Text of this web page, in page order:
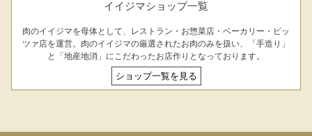
イイジマショップ一覧
肉のイイジマを母体として、レストラン・お惣菜店・ベーカリー・ピッ
ツァ店を運営。肉のイイジマの厳選されたお肉のみを扱い、「手造り」
と「地産地消」にこだわったお店作りとなっております。
ショップ一覧を見る